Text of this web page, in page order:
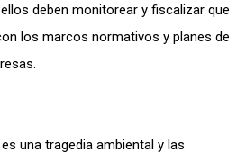
deben monitorear y fiscalizar que
los marcos normativos y planes de
una tragedia ambiental y las